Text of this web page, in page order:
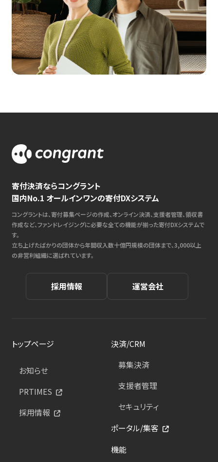
寄付決済ならコングラント
国内No.1 オールインワンの寄付DXシステム
コングラントは、寄付募集ページの作成、オンライン決済、支援者管理、領収書
作成など、ファンドレイジングに必要な全ての機能が揃った寄付DXシステムで
す。
立ち上げたばかりの団体から年間収入数十億円規模の団体まで、3,000以上
の非営利組織に選ばれています。
採用情報 運営会社
トップページ
お知らせ
PRTIMES
採用情報
決済/CRM
募集決済
支援者管理
セキュリティ
ポータル/集客
機能